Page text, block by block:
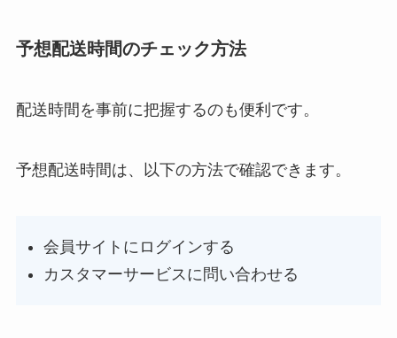
予想配送時間のチェック方法
配送時間を事前に把握するのも便利です。
予想配送時間は、以下の方法で確認できます。
会員サイトにログインする
カスタマーサービスに問い合わせる